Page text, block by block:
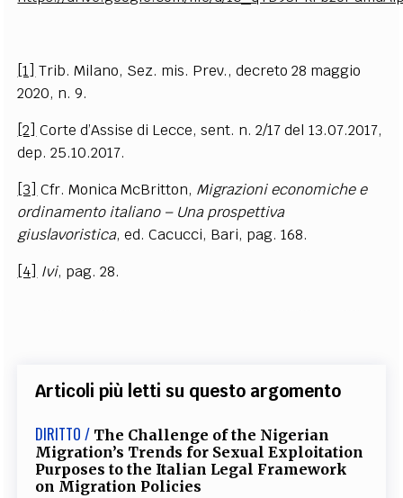
[1] Trib. Milano, Sez. mis. Prev., decreto 28 maggio
2020, n. 9.
[2] Corte d’Assise di Lecce, sent. n. 2/17 del 13.07.2017,
dep. 25.10.2017.
[3] Cfr. Monica McBritton, Migrazioni economiche e
ordinamento italiano – Una prospettiva
giuslavoristica, ed. Cacucci, Bari, pag. 168.
[4] Ivi, pag. 28.
Articoli più letti su questo argomento
DIRITTO / The Challenge of the Nigerian
Migration’s Trends for Sexual Exploitation
Purposes to the Italian Legal Framework
on Migration Policies